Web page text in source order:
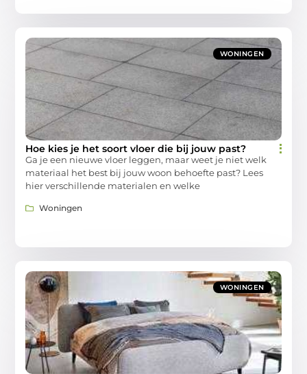
WONINGEN
Hoe kies je het soort vloer die bij jouw past?
Ga je een nieuwe vloer leggen, maar weet je niet welk
materiaal het best bij jouw woon behoefte past? Lees
hier verschillende materialen en welke
Woningen
WONINGEN